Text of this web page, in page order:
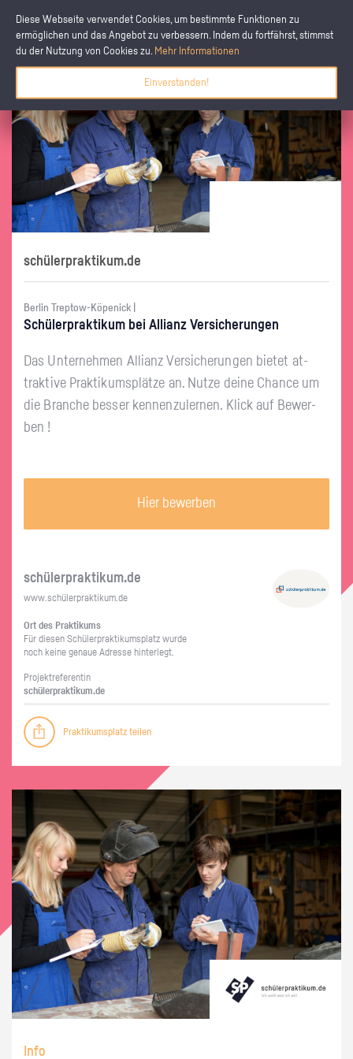
Diese Webseite verwendet Cookies, um bestimmte Funktionen zu
ermöglichen und das Angebot zu verbessern. Indem du fortfährst, stimmst
du der Nutzung von Cookies zu. Mehr Informationen
Einverstanden!
schülerpraktikum.de
Berlin Treptow-Köpenick |
Schü­ler­prak­ti­kum bei Al­li­anz Ver­si­che­run­gen
Das Un­ter­neh­men Al­li­anz Ver­si­che­run­gen bie­tet at­
trak­ti­ve Prak­ti­kums­plät­ze an. Nutze deine Chan­ce um
die Bran­che bes­ser ken­nen­zu­ler­nen. Klick auf Be­wer­
ben !
Hier bewerben
schü­ler­prak­ti­kum.de
www.​schüler​prak​tiku​m.​de
Ort des Prak­ti­kums
Für die­sen Schü­ler­prak­ti­kums­platz wurde
noch keine ge­naue Adres­se hin­ter­legt.
Pro­jekt­re­fe­ren­tin
schü­ler­prak­ti­kum.de
Praktikumsplatz teilen
Info